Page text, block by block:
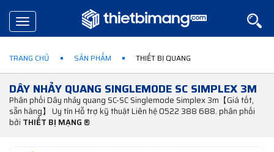
Toggle
navigation
TRANG CHỦ SẢN PHẨM THIẾT BỊ QUANG
DÂY NHẢY QUANG SINGLEMODE SC SIMPLEX 3M
Phân phối Dây nhảy quang SC-SC Singlemode Simplex 3m【Giá tốt,
sẵn hàng】 Uy tín Hỗ trợ kỹ thuật Liên hệ 0522 388 688. phân phối
bởi THIẾT BỊ MẠNG ®